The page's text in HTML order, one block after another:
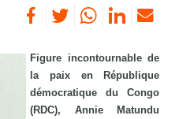
Figure incontournable de
la paix en République
démocratique du Congo
(RDC), Annie Matundu